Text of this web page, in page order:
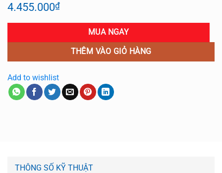
4.455.000₫
MUA NGAY
THÊM VÀO GIỎ HÀNG
Add to wishlist
THÔNG SỐ KỸ THUẬT